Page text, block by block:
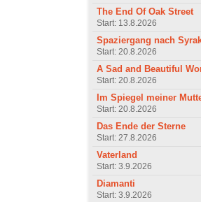
The End Of Oak Street
Start: 13.8.2026
Spaziergang nach
Start: 20.8.2026
A Sad and Beautiful
Start: 20.8.2026
Im Spiegel meiner
Start: 20.8.2026
Das Ende der Sterne
Start: 27.8.2026
Vaterland
Start: 3.9.2026
Diamanti
Start: 3.9.2026